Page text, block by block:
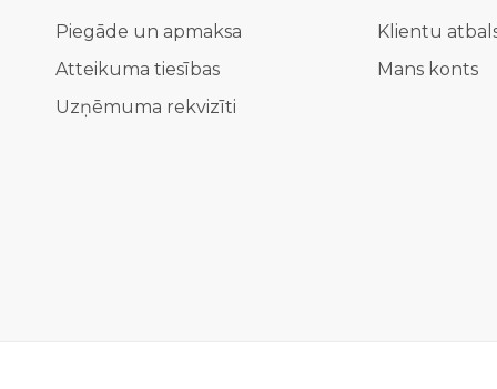
Piegāde un apmaksa
Atteikuma tiesības
Uzņēmuma rekvizīti
Klientu
Mans konts